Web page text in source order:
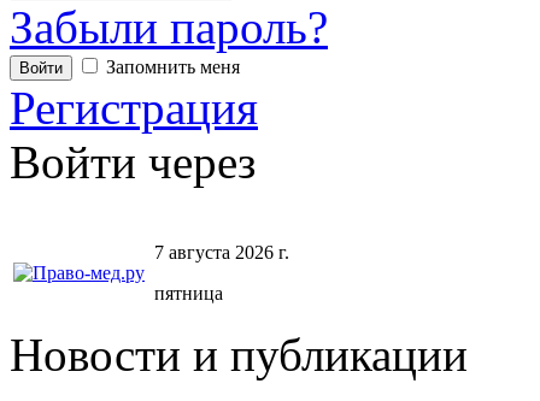
Забыли пароль?
Запомнить меня
Регистрация
Войти через
7 августа 2026 г.
пятница
Новости и публикации